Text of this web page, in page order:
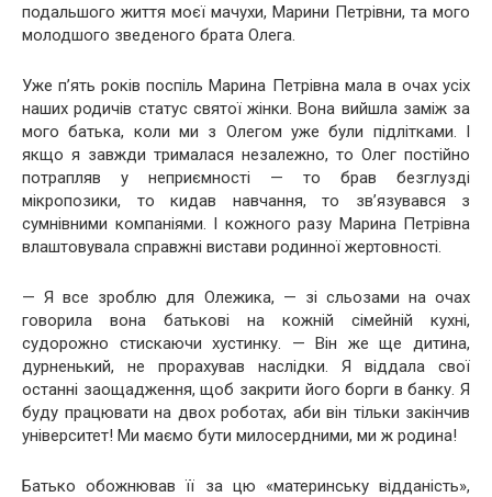
подальшого життя моєї мачухи, Марини Петрівни, та мого
молодшого зведеного брата Олега.
Уже п’ять років поспіль Марина Петрівна мала в очах усіх
наших родичів статус святої жінки. Вона вийшла заміж за
мого батька, коли ми з Олегом уже були підлітками. І
якщо я завжди трималася незалежно, то Олег постійно
потрапляв у неприємності — то брав безглузді
мікропозики, то кидав навчання, то зв’язувався з
сумнівними компаніями. І кожного разу Марина Петрівна
влаштовувала справжні вистави родинної жертовності.
— Я все зроблю для Олежика, — зі сльозами на очах
говорила вона батькові на кожній сімейній кухні,
судорожно стискаючи хустинку. — Він же ще дитина,
дурненький, не прорахував наслідки. Я віддала свої
останні заощадження, щоб закрити його борги в банку. Я
буду працювати на двох роботах, аби він тільки закінчив
університет! Ми маємо бути милосердними, ми ж родина!
Батько обожнював її за цю «материнську відданість»,